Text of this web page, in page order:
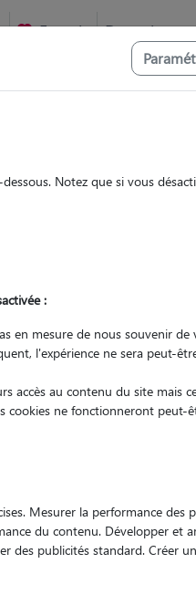
Favoris Devenir pet
Notez que si vous
:
en mesure de nous souvenir de
l'expérience ne sera peut-
accès au contenu du site mais
cookies ne fonctionneront peut-
Mesurer la performance des
du contenu. Développer et
des publicités standard. Créer